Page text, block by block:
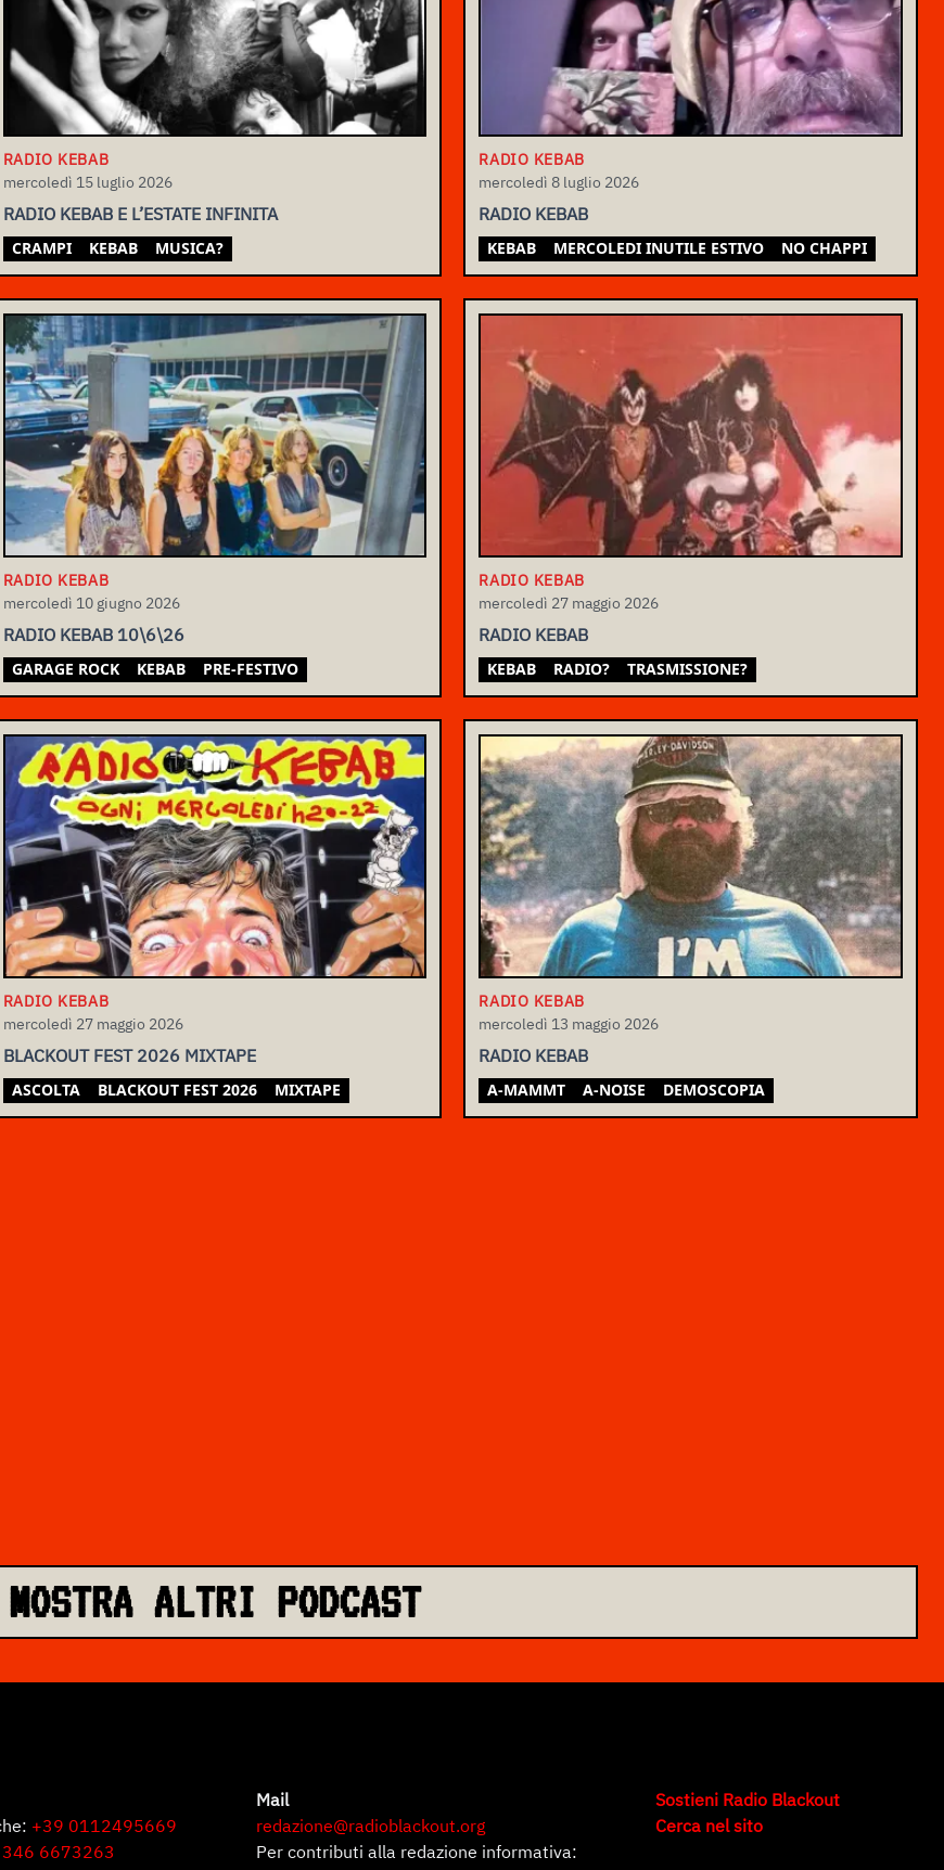
RADIO KEBAB
mercoledì 15 luglio 2026
RADIO KEBAB E L’ESTATE INFINITA
CRAMPI KEBAB MUSICA?
RADIO KEBAB
mercoledì 8 luglio 2026
RADIO KEBAB
KEBAB MERCOLEDI INUTILE ESTIVO NO CHAPPI
RADIO KEBAB
mercoledì 10 giugno 2026
RADIO KEBAB 10\6\26
GARAGE ROCK KEBAB PRE-FESTIVO
RADIO KEBAB
mercoledì 27 maggio 2026
RADIO KEBAB
KEBAB RADIO? TRASMISSIONE?
RADIO KEBAB
mercoledì 27 maggio 2026
BLACKOUT FEST 2026 MIXTAPE
ASCOLTA BLACKOUT FEST 2026 MIXTAPE
RADIO KEBAB
mercoledì 13 maggio 2026
RADIO KEBAB
A-MAMMT A-NOISE DEMOSCOPIA
MOSTRA ALTRI PODCAST
+39 0112495669
6673263
Mail
redazione@radioblackout.org
Per contributi alla redazione informativa:
Sostieni Radio Blackout
Cerca nel sito